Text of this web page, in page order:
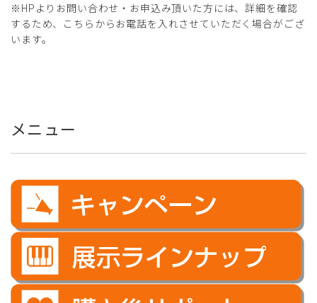
※HPよりお問い合わせ・お申込み頂いた方には、詳細を確認
するため、こちらからお電話を入れさせていただく場合がござ
います。
メニュー